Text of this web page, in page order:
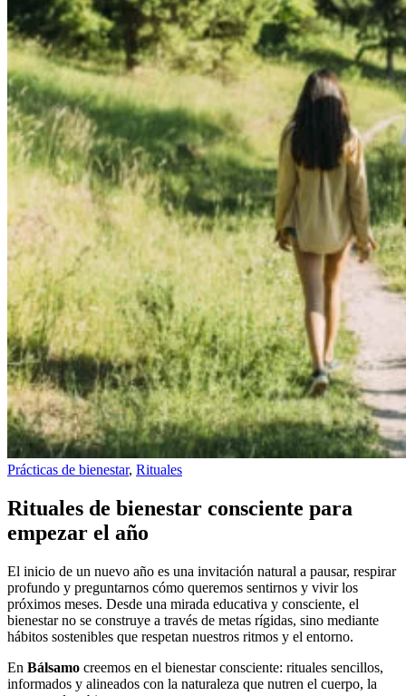
Prácticas de bienestar, Rituales
Rituales de bienestar consciente para
empezar el año
El inicio de un nuevo año es una invitación natural a pausar, respirar
profundo y preguntarnos cómo queremos sentirnos y vivir los
próximos meses. Desde una mirada educativa y consciente, el
bienestar no se construye a través de metas rígidas, sino mediante
hábitos sostenibles que respetan nuestros ritmos y el entorno.
En Bálsamo creemos en el bienestar consciente: rituales sencillos,
informados y alineados con la naturaleza que nutren el cuerpo, la